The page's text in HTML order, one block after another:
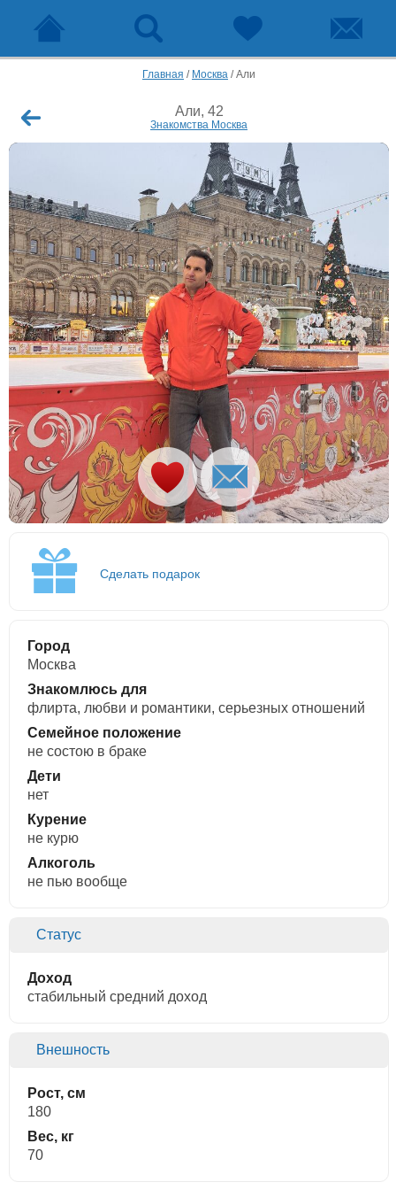
Главная / Москва /Али
Али, 42
Знакомства Москва
Сделать подарок
Город
Москва
Знакомлюсь для
флирта, любви и романтики, cерьезных отношений
Семейное положение
не состою в браке
Дети
нет
Курение
не курю
Алкоголь
не пью вообще
Статус
Доход
стабильный средний доход
Внешность
Рост, см
180
Вес, кг
70